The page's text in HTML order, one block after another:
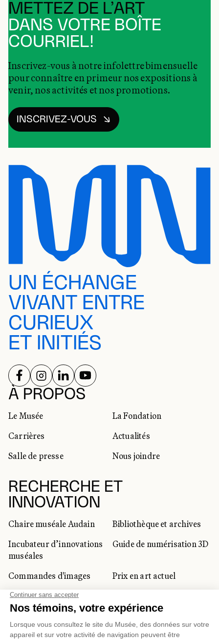
METTEZ DE L’ART
DANS VOTRE BOÎTE
COURRIEL!
Inscrivez-vous à notre infolettre bimensuelle
pour connaître en primeur nos expositions à
venir, nos activités et nos promotions.
INSCRIVEZ-VOUS
UN ÉCHANGE
VIVANT ENTRE
CURIEUX
ET INITIÉS
À PROPOS
Le Musée
La Fondation
Carrières
Actualités
Salle de presse
Nous joindre
RECHERCHE ET
INNOVATION
Chaire muséale Audain
Bibliothèque et archives
Incubateur d’innovations
muséales
Guide de numérisation 3D
Commandes d'images
Prix en art actuel
Prix Lynne-Cohen
CLIENTÈLE CORPORATIVE
RÉSEAUX SOCIAUX
SUIVEZ-NOUS SUR
SUIVEZ-NOUS SUR
SUIVEZ-NOUS SUR
SUIVEZ-NOUS SUR